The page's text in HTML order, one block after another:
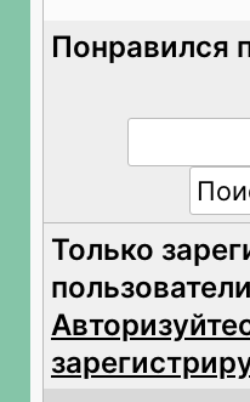
Понравился
Только